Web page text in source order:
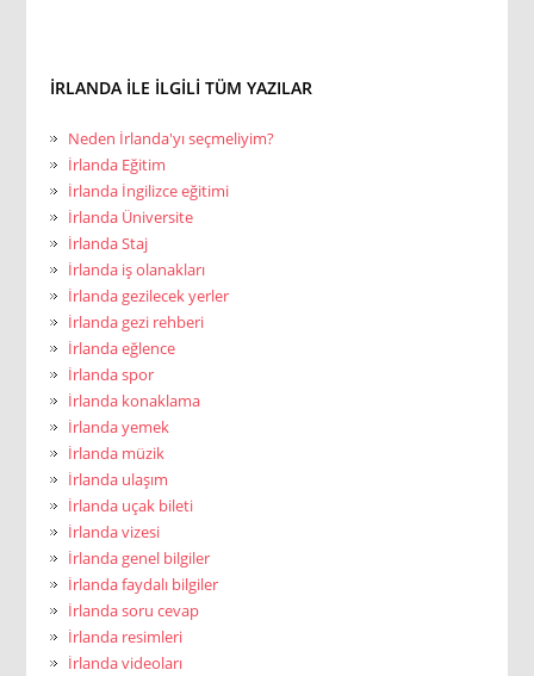
İRLANDA ILE ILGILI TÜM YAZILAR
Neden İrlanda'yı seçmeliyim?
İrlanda Eğitim
İrlanda İngilizce eğitimi
İrlanda Üniversite
İrlanda Staj
İrlanda iş olanakları
İrlanda gezilecek yerler
İrlanda gezi rehberi
İrlanda eğlence
İrlanda spor
İrlanda konaklama
İrlanda yemek
İrlanda müzik
İrlanda ulaşım
İrlanda uçak bileti
İrlanda vizesi
İrlanda genel bilgiler
İrlanda faydalı bilgiler
İrlanda soru cevap
İrlanda resimleri
İrlanda videoları